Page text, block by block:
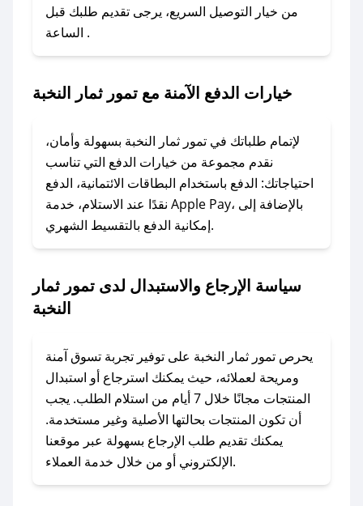
### كيفية استخدام كود خصم تمور ثمار النخبة؟
1. انسخ كود الخصم من تطبيق صحصح.
2. الصقه في خانة الدفع عند التسوق من تمور ثمار
لا تقلق! يمكنك التواصل مع فريق دعم صحصح عبر
الرسائل الخاصة على تويتر أو البريد الإلكتروني،
وسنقوم بحل المشكلة في أسرع وقت ممكن.
### ماذا أفعل إذا لم أجد كود خصم لمتجري
المفضل؟
مراسلتنا مباشرة وسنعمل على توفير الكوبونات في
أسرع وقت ممكن.
### كيف تحصل على كوبونات خصم حصرية من
تمور ثمار النخبة؟
للحصول على كوبونات وخصومات حصرية، قم بما
يلي:
- اضغط على أيقونة متابعة لمتجر تمور ثمار النخبة
في تطبيق صحصح.
من خيار التوصيل السريع، يرجى تقديم طلبك قبل
الساعة .
خيارات الدفع الآمنة مع تمور ثمار النخبة
لإتمام طلباتك في تمور ثمار النخبة بسهولة وأمان،
نقدم مجموعة من خيارات الدفع التي تناسب
احتياجاتك: الدفع باستخدام البطاقات الائتمانية، الدفع
نقدًا عند الاستلام، خدمة Apple Pay، بالإضافة إلى
إمكانية الدفع بالتقسيط الشهري.
سياسة الإرجاع والاستبدال لدى تمور ثمار
النخبة
يحرص تمور ثمار النخبة على توفير تجربة تسوق آمنة
ومريحة لعملائه، حيث يمكنك استرجاع أو استبدال
المنتجات مجانًا خلال 7 أيام من استلام الطلب. يجب
أن تكون المنتجات بحالتها الأصلية وغير مستخدمة.
يمكنك تقديم طلب الإرجاع بسهولة عبر موقعنا
الإلكتروني أو من خلال خدمة العملاء.